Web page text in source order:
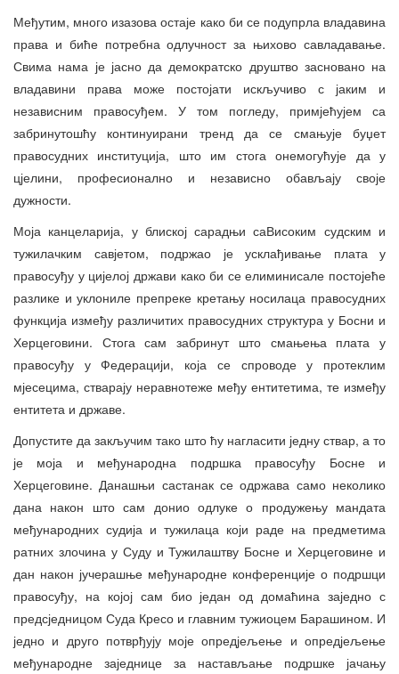
Међутим, много изазова остаје како би се подупрла владавина
права и биће потребна одлучност за њихово савладавање.
Свима нама је јасно да демократско друштво засновано на
владавини права може постојати искључиво с јаким и
независним правосуђем. У том погледу, примјећујем са
забринутошћу континуирани тренд да се смањује буџет
правосудних институција, што им стога онемогућује да у
цјелини, професионално и независно обављају своје
дужности.
Моја канцеларија, у блиској сарадњи саВисоким судским и
тужилачким савјетом, подржао је усклађивање плата у
правосуђу у цијелој држави како би се елиминисале постојеће
разлике и уклониле препреке кретању носилаца правосудних
функција између различитих правосудних структура у Босни и
Херцеговини. Стога сам забринут што смањења плата у
правосуђу у Федерацији, која се спроводе у протеклим
мјесецима, стварају неравнотеже међу ентитетима, те између
ентитета и државе.
Допустите да закључим тако што ћу нагласити једну ствар, а то
је моја и међународна подршка правосуђу Босне и
Херцеговине. Данашњи састанак се одржава само неколико
дана након што сам донио одлуке о продужењу мандата
међународних судија и тужилаца који раде на предметима
ратних злочина у Суду и Тужилаштву Босне и Херцеговине и
дан након јучерашње међународне конференције о подршци
правосуђу, на којој сам био један од домаћина заједно с
предсједницом Суда Кресо и главним тужиоцем Барашином. И
једно и друго потврђују моје опредјељење и опредјељење
међународне заједнице за настављање подршке јачању